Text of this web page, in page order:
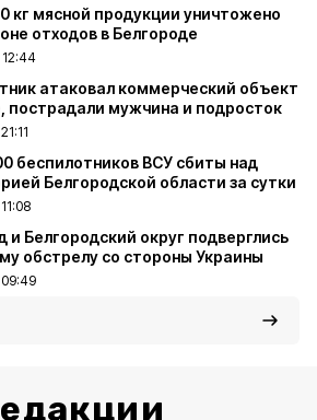
кг мясной продукции уничтожено
отходов в Белгороде
12:44
атаковал коммерческий объект
пострадали мужчина и подросток
беспилотников ВСУ сбиты над
Белгородской области за сутки
и Белгородский округ подверглись
обстрелу со стороны Украины
09:49